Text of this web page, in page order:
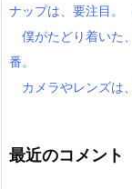
ナップは、要注目。
僕がたどり着いた
番。
カメラやレンズは
最近のコメント